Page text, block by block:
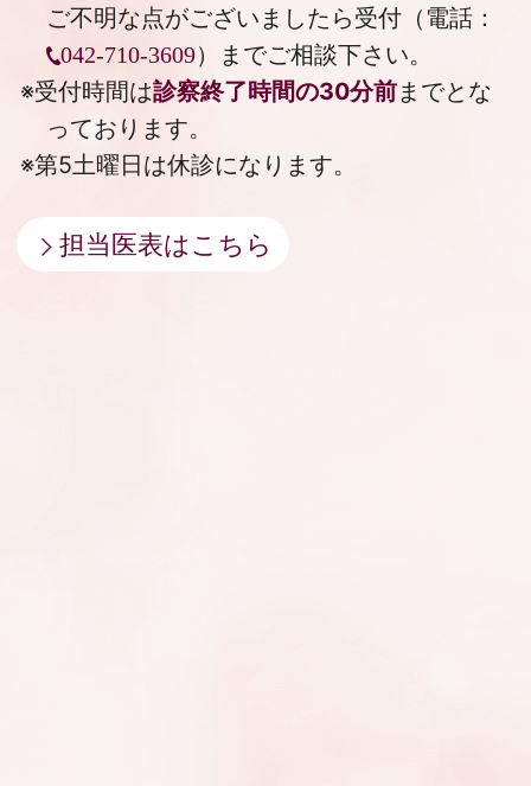
ご不明な点がございましたら受付（電話：
042-710-3609）までご相談下さい。
※受付時間は診察終了時間の30分前までとな
っております。
※第5土曜日は休診になります。
担当医表はこちら